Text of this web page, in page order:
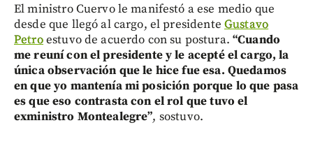
El ministro Cuervo le manifestó a ese medio que
desde que llegó al cargo, el presidente Gustavo
Petroestuvo de acuerdo con su postura. “Cuando
me reuní con el presidente y le acepté el cargo, la
única observación que le hice fue esa. Quedamos
en que yo mantenía mi posición porque lo que pasa
es que eso contrasta con el rol que tuvo el
exministro Montealegre”, sostuvo.